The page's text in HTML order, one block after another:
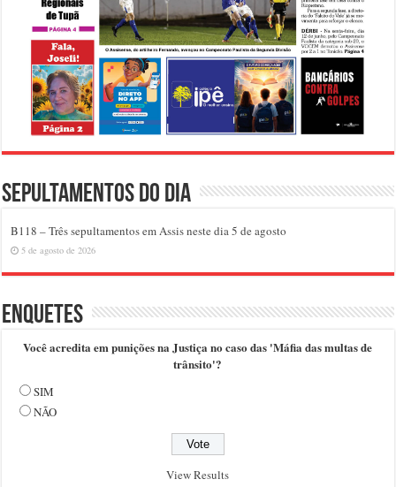
Sepultamentos do dia
B118 – Três sepultamentos em Assis neste dia 5 de agosto
5 de agosto de 2026
Enquetes
Você acredita em punições na Justiça no caso das 'Máfia das multas de
trânsito'?
SIM
NÃO
View Results